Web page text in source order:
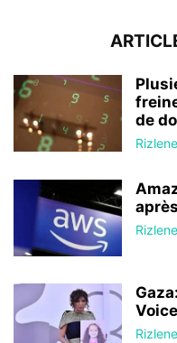
de
Rizlene
Rizlene
Rizlene